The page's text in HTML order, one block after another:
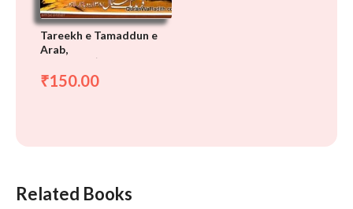
Tareekh e Tamaddun e
Arab,
₹150.00
Related Books